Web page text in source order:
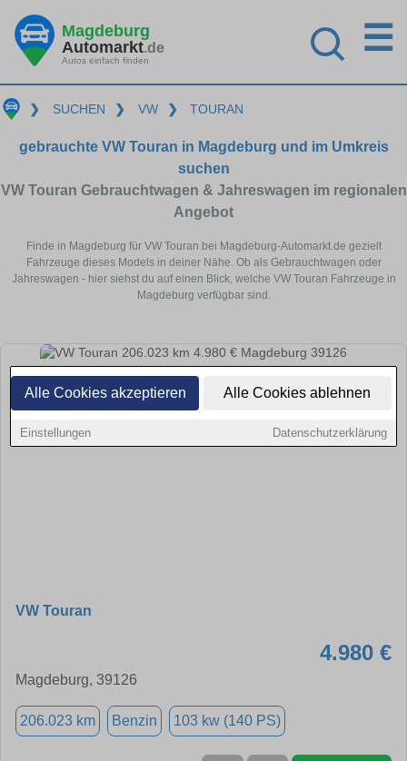
Alle Cookies akzeptieren Alle Cookies ablehnen
Einstellungen Datenschutzerklärung
Magdeburg
Automarkt.de
Autos einfach finden
☰
❯ SUCHEN ❯ VW ❯ TOURAN
gebrauchte VW Touran in Magdeburg und im Umkreis
suchen
VW Touran Gebrauchtwagen & Jahreswagen im regionalen
Angebot
Finde in Magdeburg für VW Touran bei Magdeburg-Automarkt.de gezielt
Fahrzeuge dieses Models in deiner Nähe. Ob als Gebrauchtwagen oder
Jahreswagen - hier siehst du auf einen Blick, welche VW Touran Fahrzeuge in
Magdeburg verfügbar sind.
VW Touran
4.980 €
Magdeburg, 39126
206.023 km Benzin 103 kw (140 PS)